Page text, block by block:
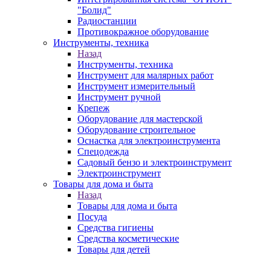
"Болид"
Радиостанции
Противокражное оборудование
Инструменты, техника
Назад
Инструменты, техника
Инструмент для малярных работ
Инструмент измерительный
Инструмент ручной
Крепеж
Оборудование для мастерской
Оборудование строительное
Оснастка для электроинструмента
Спецодежда
Садовый бензо и электроинструмент
Электроинструмент
Товары для дома и быта
Назад
Товары для дома и быта
Посуда
Средства гигиены
Средства косметические
Товары для детей